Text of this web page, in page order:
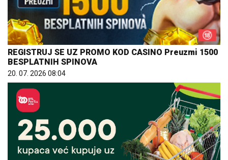
REGISTRUJ SE UZ PROMO KOD CASINO Preuzmi 1500
BESPLATNIH SPINOVA
20. 07. 2026 08:04